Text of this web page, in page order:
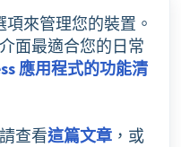
項來管理您的裝置。
面最適合您的日常
應用程式的功能清
查看這篇文章 ，或